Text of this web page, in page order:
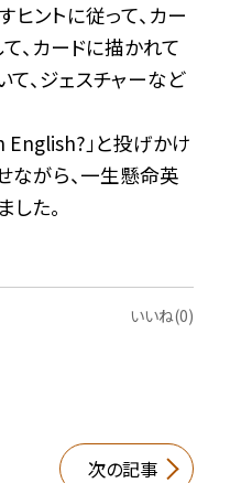
ントに従って、カー
、カードに描かれて
て、ジェスチャーなど
」と投げかけ
ながら、一生懸命英
た。
いいね(0)
次の記事